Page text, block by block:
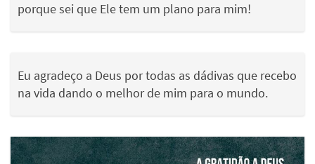
porque sei que Ele tem um plano para mim!
Eu agradeço a Deus por todas as dádivas que recebo
na vida dando o melhor de mim para o mundo.